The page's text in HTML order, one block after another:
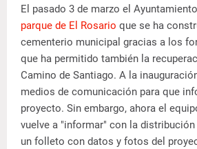
El pasado 3 de marzo el
parque de El Rosario que se ha
cementerio municipal gracias a los
que ha permitido también la
Camino de Santiago. A la
medios de comunicación para que
proyecto. Sin embargo, ahora el
vuelve a "informar" con la
un folleto con datos y fotos del